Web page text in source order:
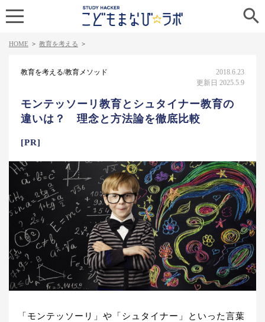

HOME > 教育を考える >
教育を考える/教育メソッド
2018.6.23
更新日 2025.5.9
モンテッソーリ教育とシュタイナー教育の
違いは？ 理念と方法論を徹底比較
[PR]
「モンテッソーリ」や「シュタイナー」といった言葉